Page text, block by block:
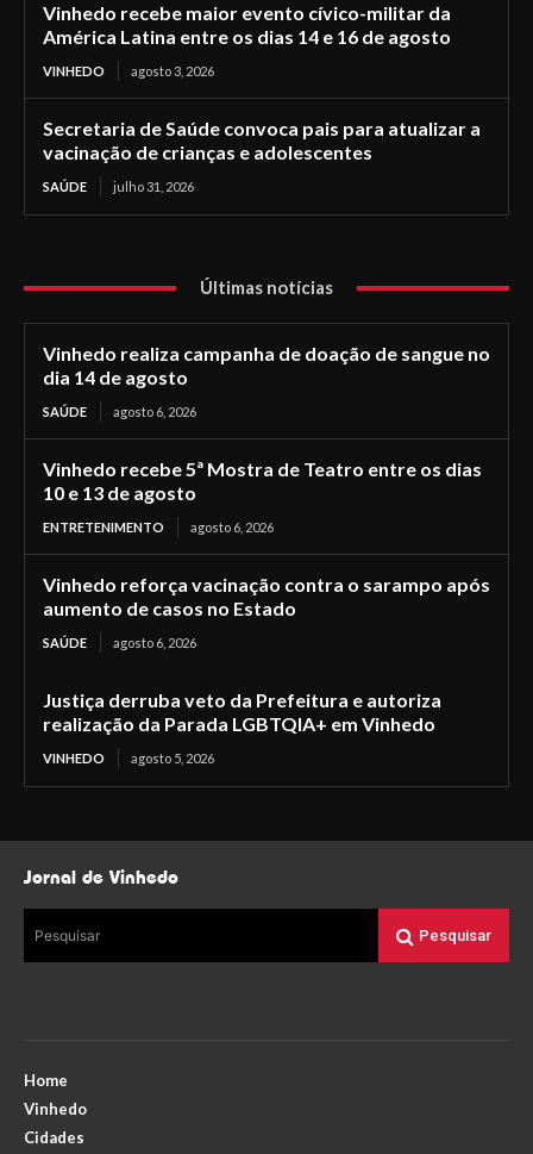
Vinhedo recebe maior evento cívico-militar da
América Latina entre os dias 14 e 16 de agosto
VINHEDO agosto 3, 2026
Secretaria de Saúde convoca pais para atualizar a
vacinação de crianças e adolescentes
SAÚDE julho 31, 2026
Últimas notícias
Vinhedo realiza campanha de doação de sangue no
dia 14 de agosto
SAÚDE agosto 6, 2026
Vinhedo recebe 5ª Mostra de Teatro entre os dias
10 e 13 de agosto
ENTRETENIMENTO agosto 6, 2026
Vinhedo reforça vacinação contra o sarampo após
aumento de casos no Estado
SAÚDE agosto 6, 2026
Justiça derruba veto da Prefeitura e autoriza
realização da Parada LGBTQIA+ em Vinhedo
VINHEDO agosto 5, 2026
Jornal de Vinhedo
Pesquisar Pesquisar
Home
Vinhedo
Cidades